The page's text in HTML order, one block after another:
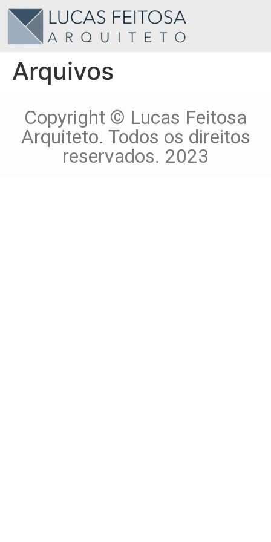
Arquivos
Copyright © Lucas Feitosa
Arquiteto. Todos os direitos
reservados. 2023